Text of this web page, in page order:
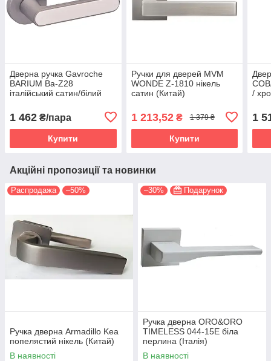
Дверна ручка Gavroche
BARIUM Ba-Z28
італійський сатин/білий
1 462 ₴/пара
Купити
Ручки для дверей MVM
WONDE Z-1810 нікель
сатин (Китай)
1 213,52₴ 1 379 ₴
Купити
/
1
Акційні пропозиції та новинки
Распродажа –50%
Ручка дверна Armadillo Kea
попелястий нікель (Китай)
В наявності
–30% Подарунок
Ручка дверна ORO&ORO
TIMELESS 044-15E біла
перлина (Італія)
В наявності